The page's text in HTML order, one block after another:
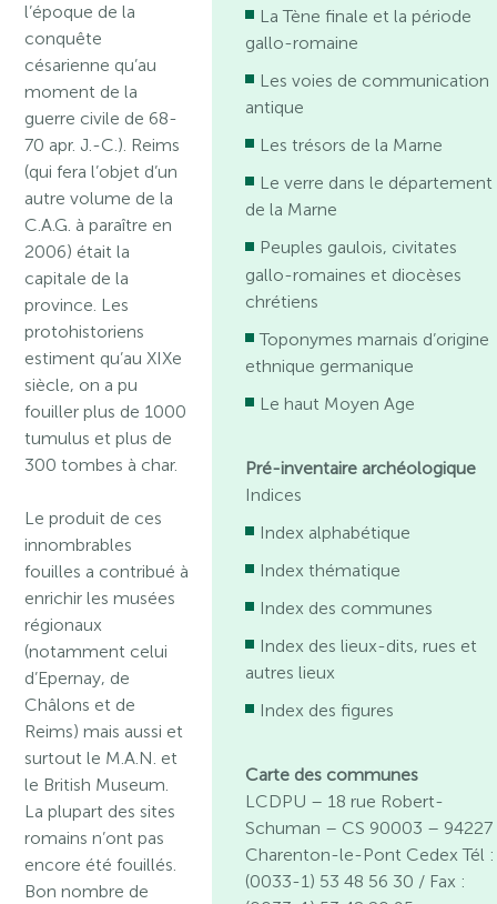
l’époque de la
conquête
césarienne qu’au
moment de la
guerre civile de 68-
70 apr. J.-C.). Reims
(qui fera l’objet d’un
autre volume de la
C.A.G. à paraître en
2006) était la
capitale de la
province. Les
protohistoriens
estiment qu’au XIXe
siècle, on a pu
fouiller plus de 1000
tumulus et plus de
300 tombes à char.
Le produit de ces
innombrables
fouilles a contribué à
enrichir les musées
régionaux
(notamment celui
d’Epernay, de
Châlons et de
Reims) mais aussi et
surtout le M.A.N. et
le British Museum.
La plupart des sites
romains n’ont pas
encore été fouillés.
Bon nombre de
La Tène finale et la période
gallo-romaine
Les voies de communication
antique
Les trésors de la Marne
Le verre dans le département
de la Marne
Peuples gaulois, civitates
gallo-romaines et diocèses
chrétiens
Toponymes marnais d’origine
ethnique germanique
Le haut Moyen Age
Pré-inventaire archéologique
Indices
Index alphabétique
Index thématique
Index des communes
Index des lieux-dits, rues et
autres lieux
Index des figures
Carte des communes
LCDPU – 18 rue Robert-
Schuman – CS 90003 – 94227
Charenton-le-Pont Cedex Tél :
(0033-1) 53 48 56 30 / Fax :